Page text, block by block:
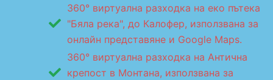
360° виртуална разходка на еко пътека
"Бяла река", до Калофер, използвана за
онлайн представяне и Google Maps.
360° виртуална разходка на Антична
крепост в Монтана, използвана за